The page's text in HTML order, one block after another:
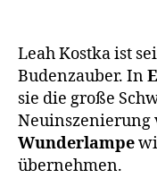
Leah Kostka ist
Budenzauber. In
sie die große
Neuinszenierung
Wunderlampe
übernehmen.